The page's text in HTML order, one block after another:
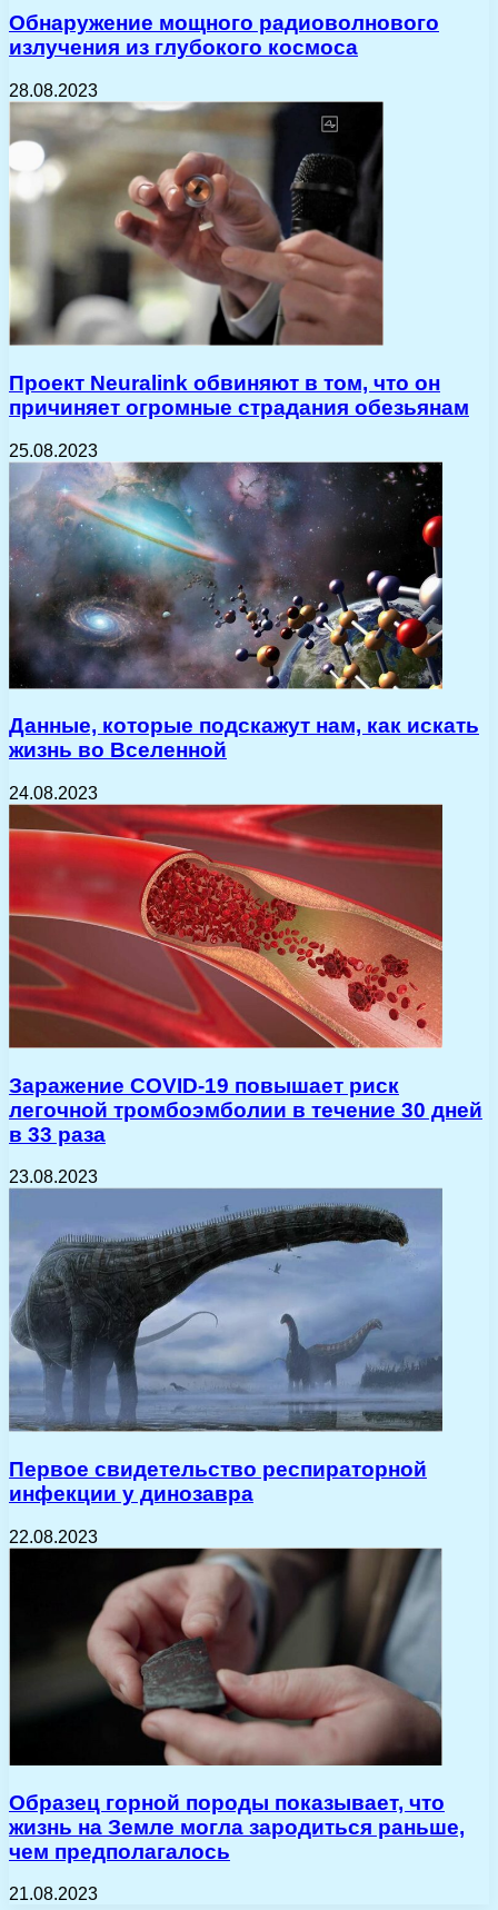
Обнаружение мощного радиоволнового
излучения из глубокого космоса
28.08.2023
Проект Neuralink обвиняют в том, что он
причиняет огромные страдания обезьянам
25.08.2023
Данные, которые подскажут нам, как искать
жизнь во Вселенной
24.08.2023
Заражение COVID-19 повышает риск
легочной тромбоэмболии в течение 30 дней
в 33 раза
23.08.2023
Первое свидетельство респираторной
инфекции у динозавра
22.08.2023
Образец горной породы показывает, что
жизнь на Земле могла зародиться раньше,
чем предполагалось
21.08.2023